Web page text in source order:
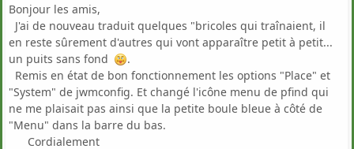
Bonjour les amis,
J'ai de nouveau traduit quelques "bricoles qui traînaient, il
en reste sûrement d'autres qui vont apparaître petit à petit...
un puits sans fond
.
Remis en état de bon fonctionnement les options "Place" et
"System" de jwmconfig. Et changé l'icône menu de pfind qui
ne me plaisait pas ainsi que la petite boule bleue à côté de
"Menu" dans la barre du bas.
Cordialement